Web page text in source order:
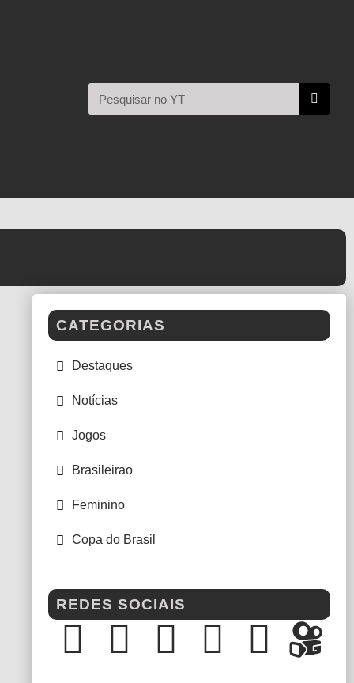
CATEGORIAS
Destaques
Notícias
Jogos
Brasileirao
Feminino
Copa do Brasil
REDES SOCIAIS